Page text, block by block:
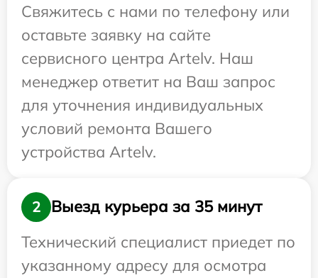
Свяжитесь с нами по телефону или
оставьте заявку на сайте
сервисного центра Artelv. Наш
менеджер ответит на Ваш запрос
для уточнения индивидуальных
условий ремонта Вашего
устройства Artelv.
2
Выезд курьера за 35 минут
Технический специалист приедет по
указанному адресу для осмотра